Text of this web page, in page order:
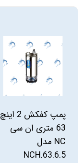
پمپ کفکش 2 اینچ
63 متری ان سی
NC مدل
NCH.63.6.5